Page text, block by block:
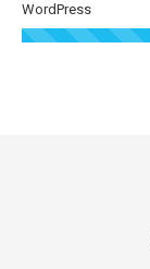
WordPress